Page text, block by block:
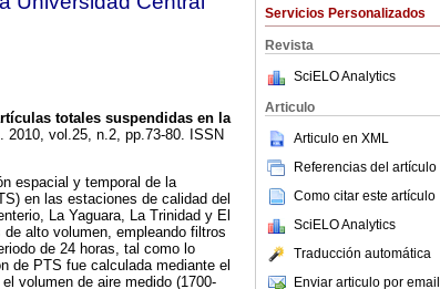
Servicios Personalizados
Revista
SciELO Analytics
Articulo
Articulo en XML
Referencias del artículo
Como citar este artículo
SciELO Analytics
Traducción automática
Enviar articulo por email
totales suspendidas en la
2010, vol.25, n.2, pp.73-80. ISSN
espacial y temporal de la
en las estaciones de calidad del
La Yaguara, La Trinidad y El
alto volumen, empleando filtros
de 24 horas, tal como lo
de PTS fue calculada mediante el
volumen de aire medido (1700-